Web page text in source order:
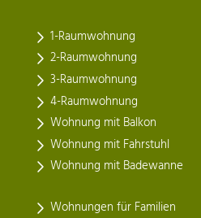
1-Raumwohnung
2-Raumwohnung
3-Raumwohnung
4-Raumwohnung
Wohnung mit Balkon
Wohnung mit Fahrstuhl
Wohnung mit Badewanne
Wohnungen für Familien